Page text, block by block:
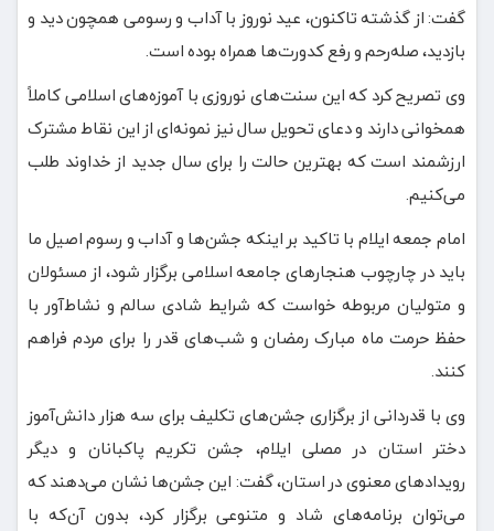
گفت: از گذشته تاکنون، عید نوروز با آداب و رسومی همچون دید و
بازدید، صله‌رحم و رفع کدورت‌ها همراه بوده است.
وی تصریح کرد که این سنت‌های نوروزی با آموزه‌های اسلامی کاملاً
همخوانی دارند و دعای تحویل سال نیز نمونه‌ای از این نقاط مشترک
ارزشمند است که بهترین حالت را برای سال جدید از خداوند طلب
می‌کنیم.
امام جمعه ایلام با تاکید بر اینکه جشن‌ها و آداب و رسوم اصیل ما
باید در چارچوب هنجارهای جامعه اسلامی برگزار شود، از مسئولان
و متولیان مربوطه خواست که شرایط شادی سالم و نشاط‌آور با
حفظ حرمت ماه مبارک رمضان و شب‌های قدر را برای مردم فراهم
کنند.
وی با قدردانی از برگزاری جشن‌های تکلیف برای سه هزار دانش‌آموز
دختر استان در مصلی ایلام، جشن تکریم پاکبانان و دیگر
رویدادهای معنوی در استان، گفت: این جشن‌ها نشان می‌دهند که
می‌توان برنامه‌های شاد و متنوعی برگزار کرد، بدون آن‌که با